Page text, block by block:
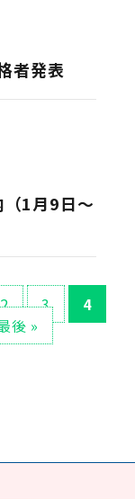
者発表
1月9日～
2 3
4
後 »